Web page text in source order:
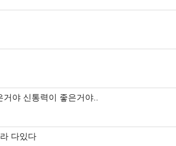
야 신통력이 좋은거야..
다있다